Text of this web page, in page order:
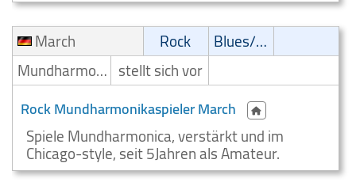
March
Rock
Blues/Swing
Mundharmonikaspieler stellt sich vor
Rock Mundharmonikaspieler March
Spiele Mundharmonica, verstärkt und im
Chicago-style, seit 5Jahren als Amateur.